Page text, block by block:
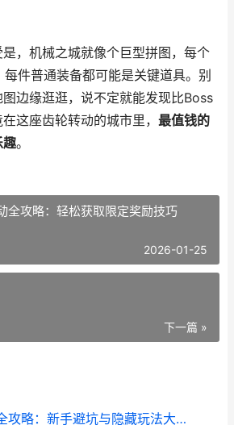
，机械之城就像个巨型拼图，每个
件普通装备都可能是关键道具。别
边缘逛逛，说不定就能发现比Boss
这座齿轮转动的城市里， 最值钱的
趣。
全攻略：轻松获取限定奖励技巧
2026-01-25
下一篇 »
机械之城逆水寒全攻略：新手避坑与隐藏玩法大公开